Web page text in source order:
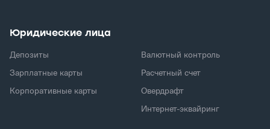
Юридические лица
Депозиты
Зарплатные карты
Корпоративные карты
Валютный контроль
Расчетный счет
Овердрафт
Интернет-эквайринг